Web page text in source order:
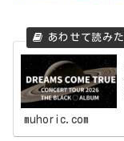
muhoric.com